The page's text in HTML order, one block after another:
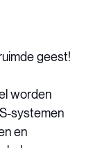
geest!
worden
systemen
en